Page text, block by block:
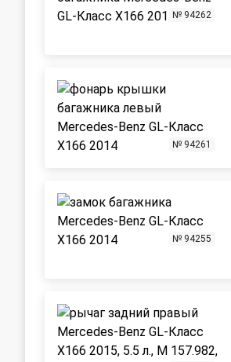
№ 94262
№ 94261
№ 94255